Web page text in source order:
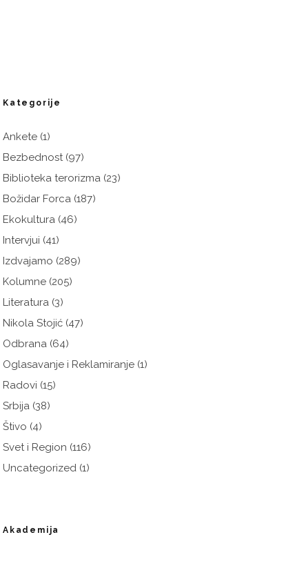
Kategorije
Ankete (1)
Bezbednost(97)
Biblioteka terorizma (23)
Božidar Forca (187)
Ekokultura (46)
Intervjui (41)
Izdvajamo (289)
Kolumne (205)
Literatura (3)
Nikola Stojić (47)
Odbrana (64)
Oglasavanje i Reklamiranje (1)
Radovi (15)
Srbija (38)
Štivo (4)
Svet i Region (116)
Uncategorized (1)
Akademija